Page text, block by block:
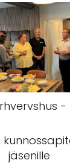
-
jäsenille